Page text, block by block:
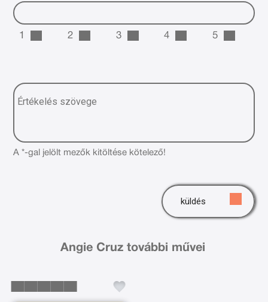
1 2 3 4 5
A *-gal jelölt mezők kitöltése kötelező!
küldés
Angie Cruz további művei